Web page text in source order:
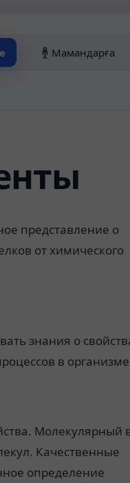
Мамандарға
представление о
от химического
знания о
в
Молекулярный
Качественные
определение